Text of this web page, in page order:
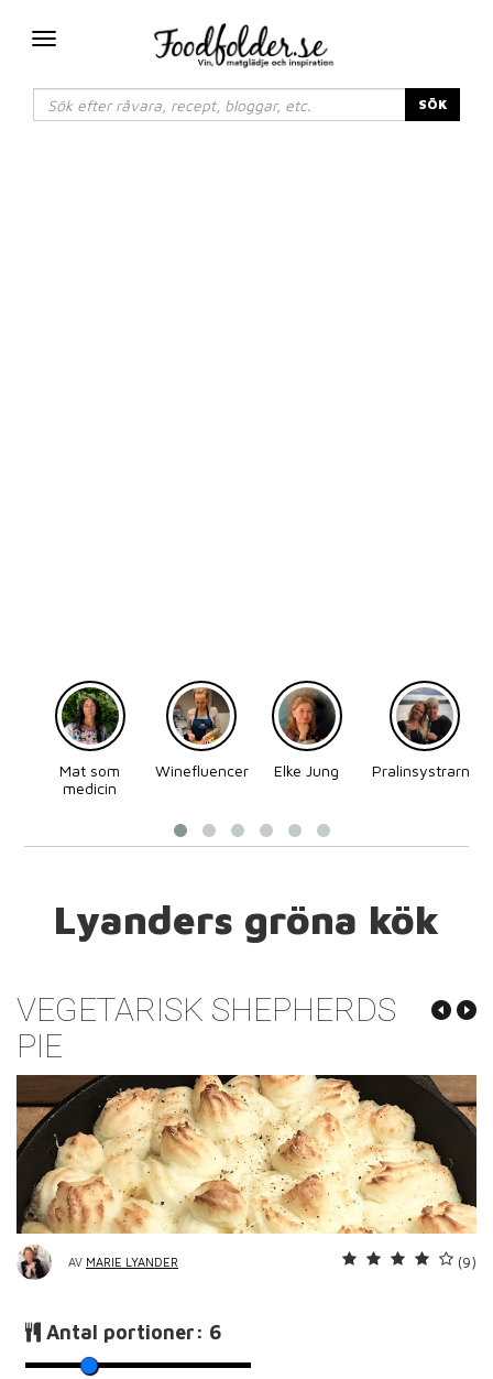
Växla
SÖK
Mat som
medicin
Winefluencer Elke Jung
Pralinsystrarna
Lyanders gröna kök
VEGETARISK SHEPHERDS
PIE
AV MARIE LYANDER (9)
Antal portioner: 6